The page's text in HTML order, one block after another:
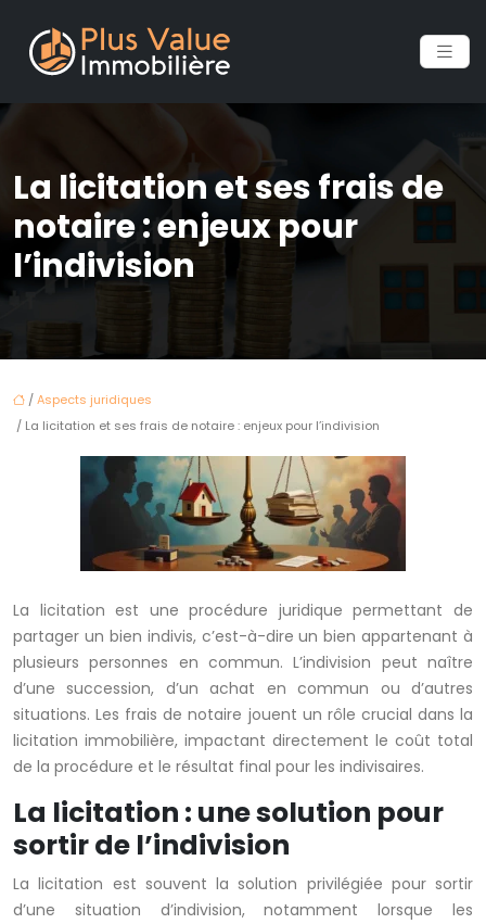
La licitation et ses frais de
notaire : enjeux pour
l’indivision
/Aspects juridiques
/ La licitation et ses frais de notaire : enjeux pour l’indivision
La licitation est une procédure juridique permettant de
partager un bien indivis, c’est-à-dire un bien appartenant à
plusieurs personnes en commun. L’indivision peut naître
d’une succession, d’un achat en commun ou d’autres
situations. Les frais de notaire jouent un rôle crucial dans la
licitation immobilière, impactant directement le coût total
de la procédure et le résultat final pour les indivisaires.
La licitation : une solution pour
sortir de l’indivision
La licitation est souvent la solution privilégiée pour sortir
d’une situation d’indivision, notamment lorsque les